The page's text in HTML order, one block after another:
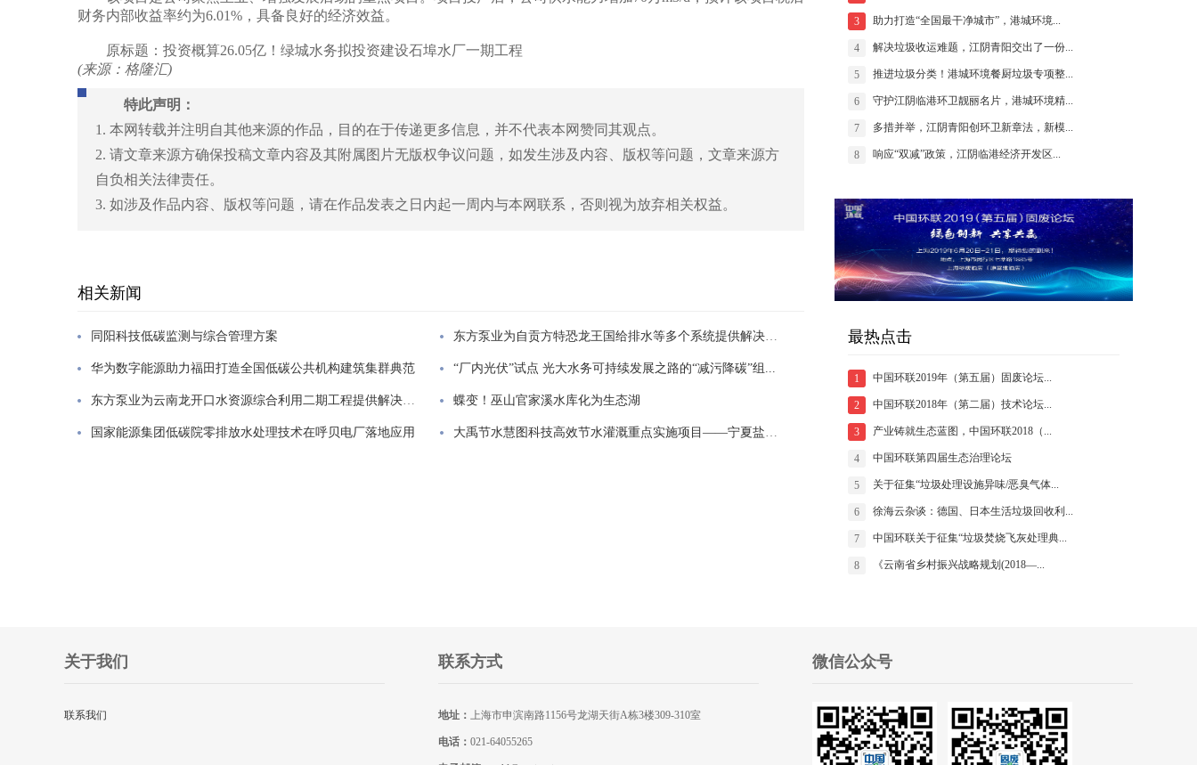
财务内部收益率约为6.01%，具备良好的经济效益。
原标题：投资概算26.05亿！绿城水务拟投资建设石埠水厂一期工程
(来源：格隆汇)
特此声明：
1. 本网转载并注明自其他来源的作品，目的在于传递更多信息，并不代表本网赞同其观点。
2. 请文章来源方确保投稿文章内容及其附属图片无版权争议问题，如发生涉及内容、版权等问题，文章来源方
自负相关法律责任。
3. 如涉及作品内容、版权等问题，请在作品发表之日内起一周内与本网联系，否则视为放弃相关权益。
相关新闻
同阳科技低碳监测与综合管理方案 东方泵业为自贡方特恐龙王国给排水等多个系统提供解决方案
华为数字能源助力福田打造全国低碳公共机构建筑集群典范 “厂内光伏”试点 光大水务可持续发展之路的“减污降碳”组...
东方泵业为云南龙开口水资源综合利用二期工程提供解决方案 蝶变！巫山官家溪水库化为生态湖
国家能源集团低碳院零排放水处理技术在呼贝电厂落地应用 大禹节水慧图科技高效节水灌溉重点实施项目——宁夏盐池县马...
3 助力打造“全国最干净城市”，港城环境...
4 解决垃圾收运难题，江阴青阳交出了一份...
5 推进垃圾分类！港城环境餐厨垃圾专项整...
6 守护江阴临港环卫靓丽名片，港城环境精...
7 多措并举，江阴青阳创环卫新章法，新模...
8 响应“双减”政策，江阴临港经济开发区...
最热点击
1 中国环联2019年（第五届）固废论坛...
2 中国环联2018年（第二届）技术论坛...
3 产业铸就生态蓝图，中国环联2018（...
4 中国环联第四届生态治理论坛
5 关于征集“垃圾处理设施异味/恶臭气体...
6 徐海云杂谈：德国、日本生活垃圾回收利...
7 中国环联关于征集“垃圾焚烧飞灰处理典...
8 《云南省乡村振兴战略规划(2018—...
关于我们
联系我们
联系方式
地址： 上海市申滨南路1156号龙湖天街A栋3楼309-310室
电话： 021-64055265
微信公众号